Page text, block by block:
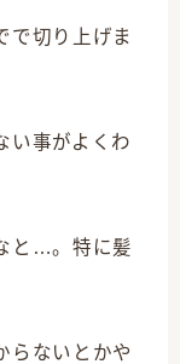
切り上げま
い事がよくわ
と…。特に髪
らないとかや